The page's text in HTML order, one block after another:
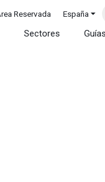
Reservada España
Sectores Guías